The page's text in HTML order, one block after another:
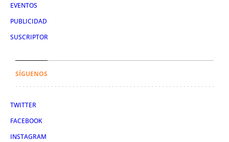
EVENTOS
PUBLICIDAD
SUSCRIPTOR
SÍGUENOS
TWITTER
FACEBOOK
INSTAGRAM